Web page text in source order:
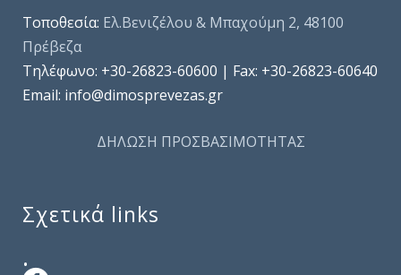
Τοποθεσία: Ελ.Βενιζέλου & Μπαχούμη 2, 48100
Πρέβεζα
Τηλέφωνo: +30-26823-60600 | Fax: +30-26823-60640
Email: info@dimosprevezas.gr
ΔΗΛΩΣΗ ΠΡΟΣΒΑΣΙΜΟΤΗΤΑΣ
Σχετικά links
.